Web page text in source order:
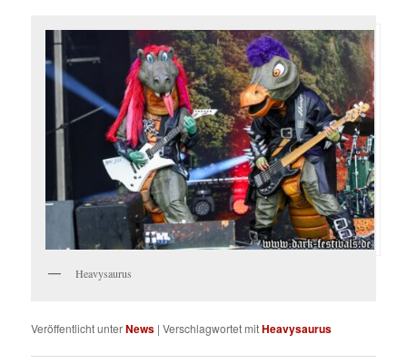
Heavysaurus
Veröffentlicht unterNews |Verschlagwortet mitHeavysaurus